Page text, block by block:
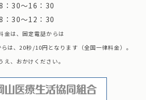
30～16：30
～12：30
金は、固定電話からは
は、20秒/10円となります（全国一律料金）。
、おかけください。